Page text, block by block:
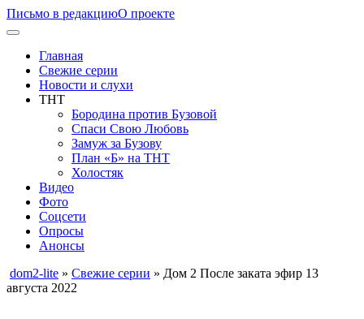
Письмо в редакциюО проекте
Главная
Свежие серии
Новости и слухи
ТНТ
Бородина против Бузовой
Спаси Свою Любовь
Замуж за Бузову
План «Б» на ТНТ
Холостяк
Видео
Фото
Соцсети
Опросы
Анонсы
dom2-lite » Свежие серии » Дом 2 После заката эфир 13
августа 2022